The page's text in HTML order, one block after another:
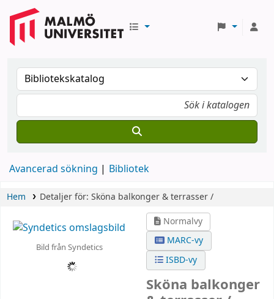
Avancerad sökning Bibliotek
Hem Detaljer för: Sköna balkonger & terrasser /
Bild från Syndetics
Normalvy
MARC-vy
ISBD-vy
Sköna balkonger